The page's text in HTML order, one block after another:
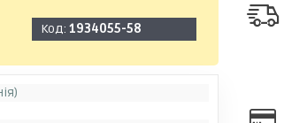
Код:1934055-58